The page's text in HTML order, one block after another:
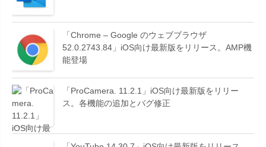
「Chrome – Google のウェブブラウザ
52.0.2743.84」iOS向け最新版をリリース。AMP機
能登場
「ProCamera. 11.2.1」iOS向け最新版をリリー
ス。各機能の追加とバグ修正